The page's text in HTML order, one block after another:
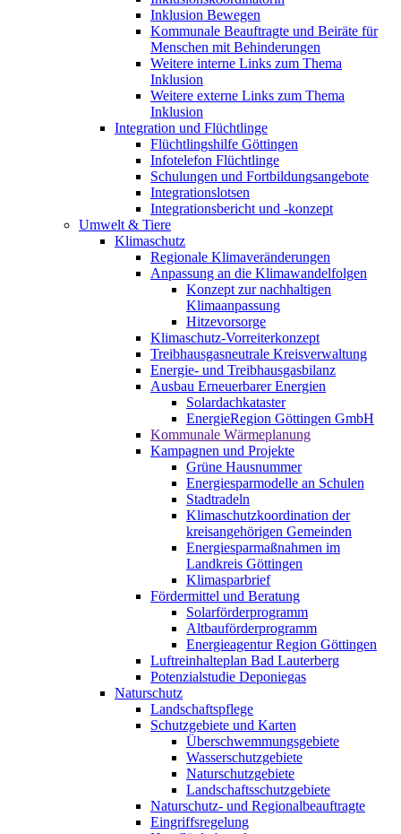
Inklusion Bewegen
Kommunale Beauftragte und Beiräte für
Menschen mit Behinderungen
Weitere interne Links zum Thema
Inklusion
Weitere externe Links zum Thema
Inklusion
Integration und Flüchtlinge
Flüchtlingshilfe Göttingen
Infotelefon Flüchtlinge
Schulungen und Fortbildungsangebote
Integrationslotsen
Integrationsbericht und -konzept
Umwelt & Tiere
Klimaschutz
Regionale Klimaveränderungen
Anpassung an die Klimawandelfolgen
Konzept zur nachhaltigen
Klimaanpassung
Hitzevorsorge
Klimaschutz-Vorreiterkonzept
Treibhausgasneutrale Kreisverwaltung
Energie- und Treibhausgasbilanz
Ausbau Erneuerbarer Energien
Solardachkataster
EnergieRegion Göttingen GmbH
Kommunale Wärmeplanung
Kampagnen und Projekte
Grüne Hausnummer
Energiesparmodelle an Schulen
Stadtradeln
Klimaschutzkoordination der
kreisangehörigen Gemeinden
Energiesparmaßnahmen im
Landkreis Göttingen
Klimasparbrief
Fördermittel und Beratung
Solarförderprogramm
Altbauförderprogramm
Energieagentur Region Göttingen
Luftreinhalteplan Bad Lauterberg
Potenzialstudie Deponiegas
Naturschutz
Landschaftspflege
Schutzgebiete und Karten
Überschwemmungsgebiete
Wasserschutzgebiete
Naturschutzgebiete
Landschaftsschutzgebiete
Naturschutz- und Regionalbeauftragte
Eingriffsregelung